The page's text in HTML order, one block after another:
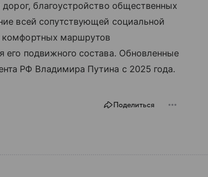
благоустройство общественных
всей сопутствующей социальной
комфортных маршрутов
его подвижного состава. Обновленные
РФ Владимира Путина с 2025 года.
Поделиться